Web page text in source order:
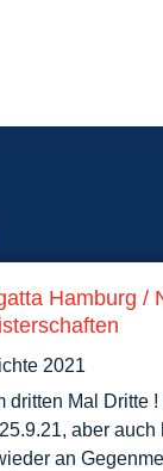
Hamburg /
2021
dritten Mal Dritte
aber auch
an